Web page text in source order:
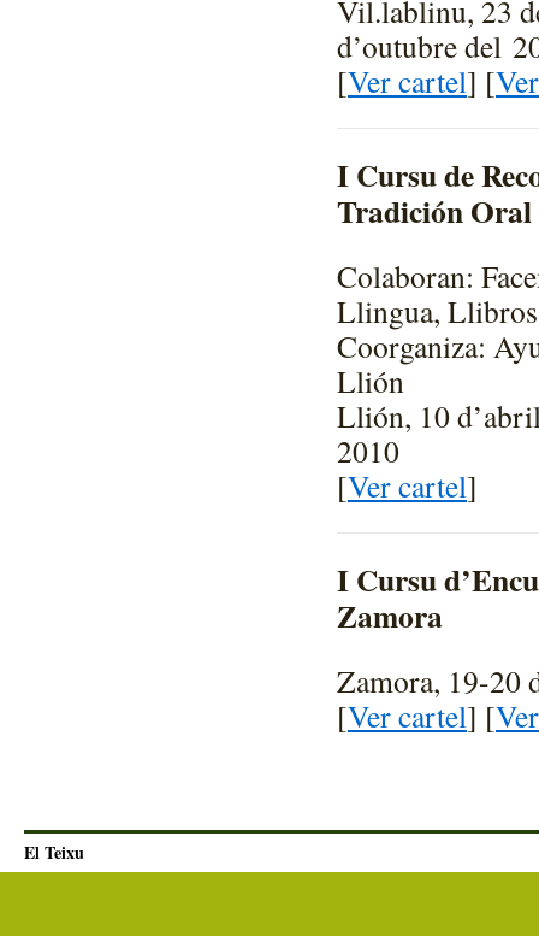
Vil.lablinu, 23
d’outubre del
[Ver cartel] [
I Cursu de
Tradición Oral
Colaboran:
Llingua,
Coorganiza:
Llión
Llión, 10
2010
[Ver cartel]
I Cursu
Zamora
Zamora, 19-20
[Ver cartel] [
El Teixu